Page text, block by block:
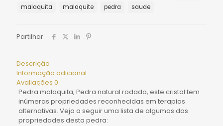
malaquita
malaquite pedra saude
Partilhar
Descrição
Informação adicional
Avaliações 0
Pedra malaquita, Pedra natural rodado, este cristal tem
inúmeras propriedades reconhecidas em terapias
alternativas. Veja a seguir uma lista de algumas das
propriedades desta pedra: